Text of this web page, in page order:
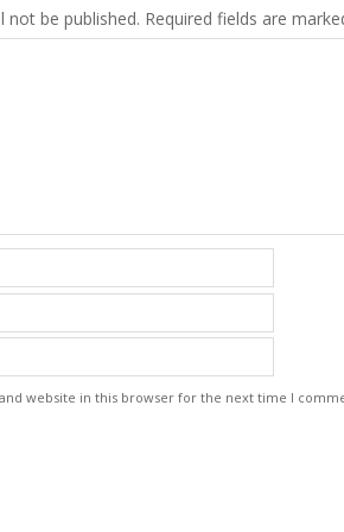
not be published. Required fields are
website in this browser for the next time I